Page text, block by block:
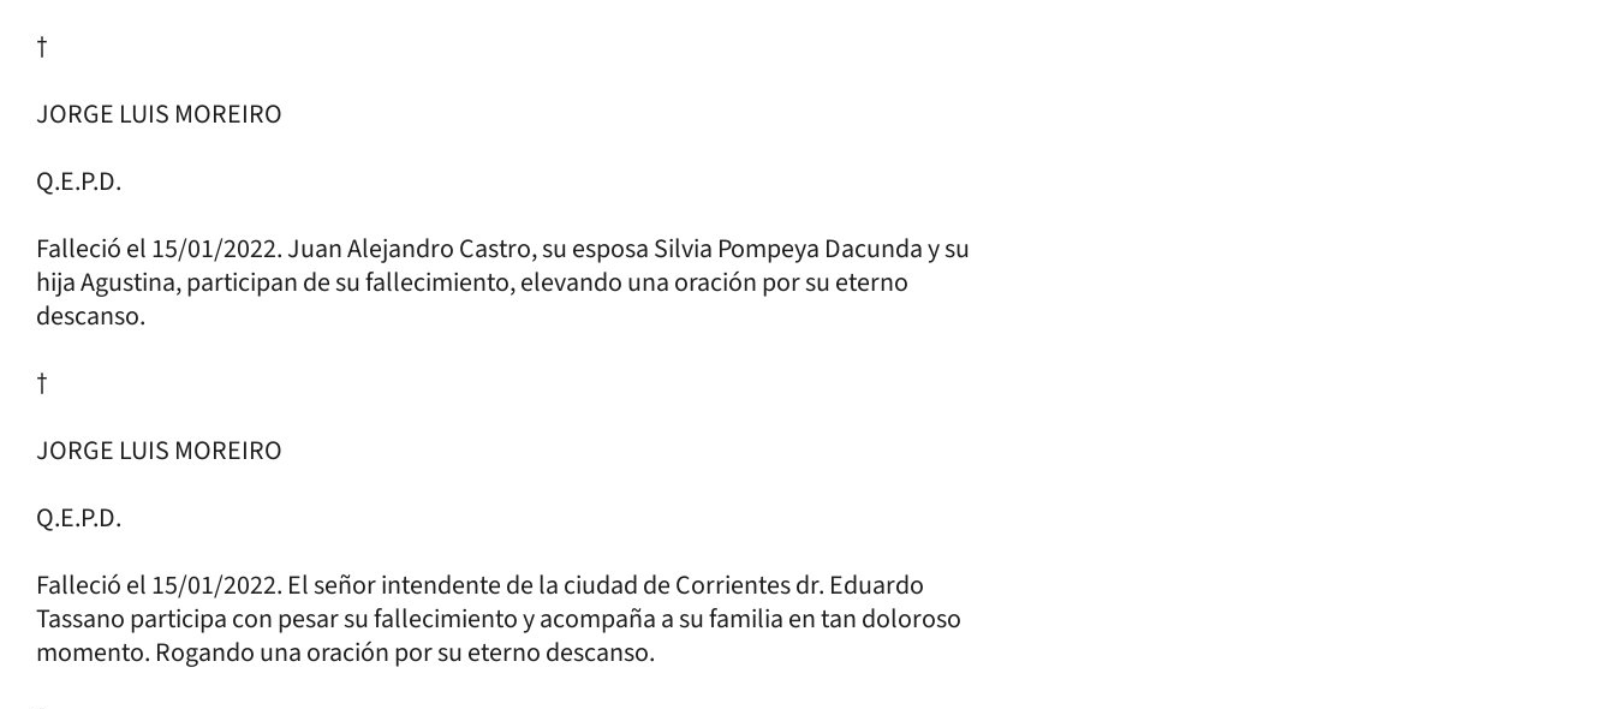
†
JORGE LUIS MOREIRO
Q.E.P.D.
Falleció el 15/01/2022. Juan Alejandro Castro, su esposa Silvia Pompeya Dacunda y su
hija Agustina, participan de su fallecimiento, elevando una oración por su eterno
descanso.
†
JORGE LUIS MOREIRO
Q.E.P.D.
Falleció el 15/01/2022. El señor intendente de la ciudad de Corrientes dr. Eduardo
Tassano participa con pesar su fallecimiento y acompaña a su familia en tan doloroso
momento. Rogando una oración por su eterno descanso.